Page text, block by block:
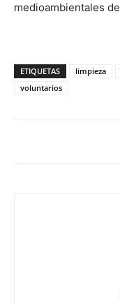
medioambientales
ETIQUETAS limpieza
voluntarios